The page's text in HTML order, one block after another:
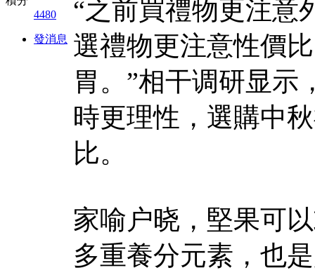
4480
發消息
“之前買禮物更注意
選禮物更注意性價
胃。”相干调研显示
時更理性，選購中
比。
家喻户晓，堅果可
多重養分元素，也